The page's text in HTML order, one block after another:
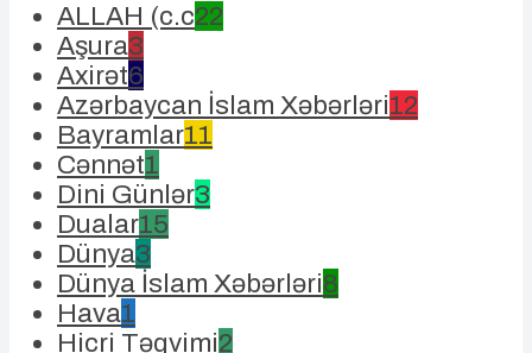
ALLAH (c.c22
Aşura3
Axirət6
Azərbaycan İslam Xəbərləri12
Bayramlar11
Cənnət1
Dini Günlər3
Dualar15
Dünya3
Dünya İslam Xəbərləri8
Hava1
Hicri Təqvimi2